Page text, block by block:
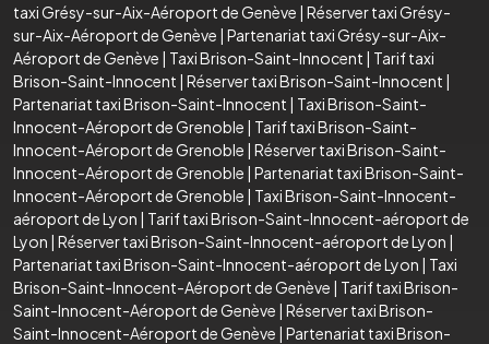
taxi Grésy-sur-Aix-Aéroport de Genève | Réserver taxi Grésy-
sur-Aix-Aéroport de Genève | Partenariat taxi Grésy-sur-Aix-
Aéroport de Genève | Taxi Brison-Saint-Innocent | Tarif taxi
Brison-Saint-Innocent | Réserver taxi Brison-Saint-Innocent |
Partenariat taxi Brison-Saint-Innocent | Taxi Brison-Saint-
Innocent-Aéroport de Grenoble | Tarif taxi Brison-Saint-
Innocent-Aéroport de Grenoble | Réserver taxi Brison-Saint-
Innocent-Aéroport de Grenoble | Partenariat taxi Brison-Saint-
Innocent-Aéroport de Grenoble | Taxi Brison-Saint-Innocent-
aéroport de Lyon | Tarif taxi Brison-Saint-Innocent-aéroport de
Lyon | Réserver taxi Brison-Saint-Innocent-aéroport de Lyon |
Partenariat taxi Brison-Saint-Innocent-aéroport de Lyon | Taxi
Brison-Saint-Innocent-Aéroport de Genève | Tarif taxi Brison-
Saint-Innocent-Aéroport de Genève | Réserver taxi Brison-
Saint-Innocent-Aéroport de Genève | Partenariat taxi Brison-